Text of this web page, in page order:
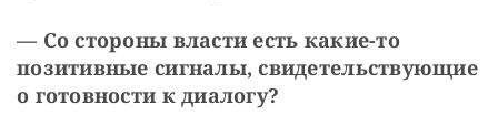
— Со стороны власти есть какие-то
позитивные сигналы, свидетельствующие
о готовности к диалогу?